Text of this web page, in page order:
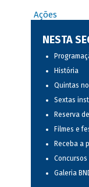
Ações
NESTA
História
Quintas no
Sextas
Reserva
Filmes e
Receba a
Galeria